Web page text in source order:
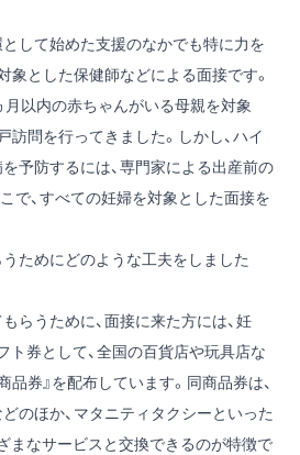
して始めた支援のなかでも特に力を
象とした保健師などによる面接です。
月以内の赤ちゃんがいる母親を対象
訪問を行ってきました。しかし、ハイ
予防するには、専門家による出産前の
で、すべての妊婦を対象とした面接を
ためにどのような工夫をしました
らうために、面接に来た方には、妊
ト券として、全国の百貨店や玩具店な
品券』を配布しています。同商品券は、
のほか、マタニティタクシーといった
まなサービスと交換できるのが特徴で